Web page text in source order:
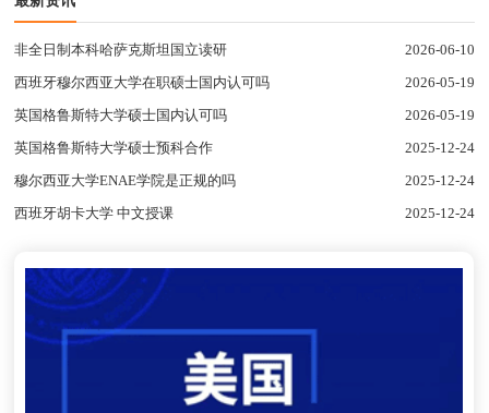
非全日制本科哈萨克斯坦国立读研
2026-06-10
西班牙穆尔西亚大学在职硕士国内认可吗
2026-05-19
英国格鲁斯特大学硕士国内认可吗
2026-05-19
英国格鲁斯特大学硕士预科合作
2025-12-24
穆尔西亚大学ENAE学院是正规的吗
2025-12-24
西班牙胡卡大学 中文授课
2025-12-24